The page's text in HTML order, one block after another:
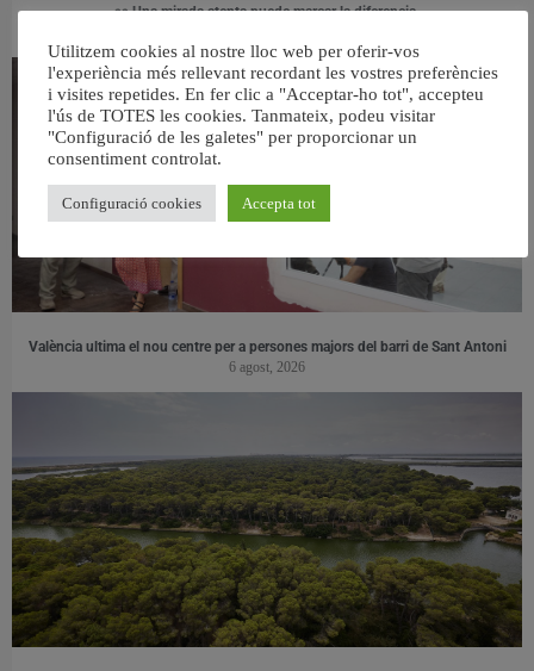
👀 Una mirada atenta puede marcar la diferencia.
València ultima el nou centre per a persones majors del barri de Sant Antoni
6 agost, 2026
Utilitzem cookies al nostre lloc web per oferir-vos
l'experiència més rellevant recordant les vostres preferències
i visites repetides. En fer clic a "Acceptar-ho tot", accepteu
l'ús de TOTES les cookies. Tanmateix, podeu visitar
"Configuració de les galetes" per proporcionar un
consentiment controlat.
Configuració cookies Accepta tot